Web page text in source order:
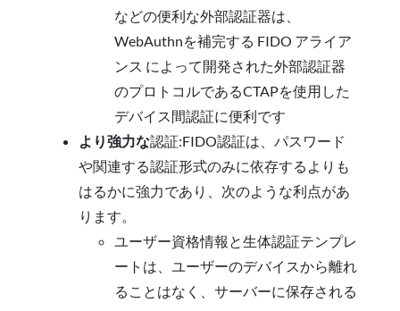
などの便利な外部認証器は、
WebAuthnを補完する FIDO アライア
ンス によって開発された外部認証器
のプロトコルであるCTAPを使用した
デバイス間認証に便利です
より強力な認証:FIDO認証は、パスワード
や関連する認証形式のみに依存するよりも
はるかに強力であり、次のような利点があ
ります。
ユーザー資格情報と生体認証テンプレ
ートは、ユーザーのデバイスから離れ
ることはなく、サーバーに保存される